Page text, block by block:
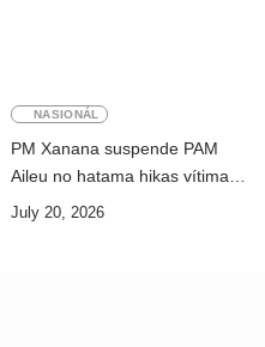
NASIONÁL
PM Xanana suspende PAM
Aileu no hatama hikas vítima
AMA ba servisu
July 20, 2026